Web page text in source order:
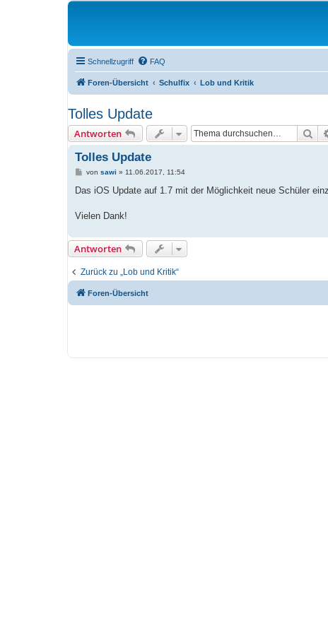
Schnellzugriff FAQ
Foren-Übersicht Schulfix Lob und Kritik
Tolles Update
Antworten
Tolles Update
B
i
a
von sawi » 11.06.2017, 11:54
Das iOS Update auf 1.7 mit der Möglichkeit neue Schüler
Vielen Dank!
Antworten
Zurück zu „Lob und Kritik“
Foren-Übersicht